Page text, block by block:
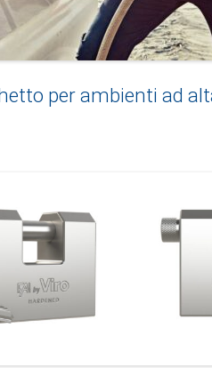
per ambienti ad